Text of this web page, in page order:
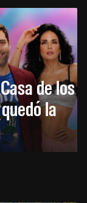
de los
la